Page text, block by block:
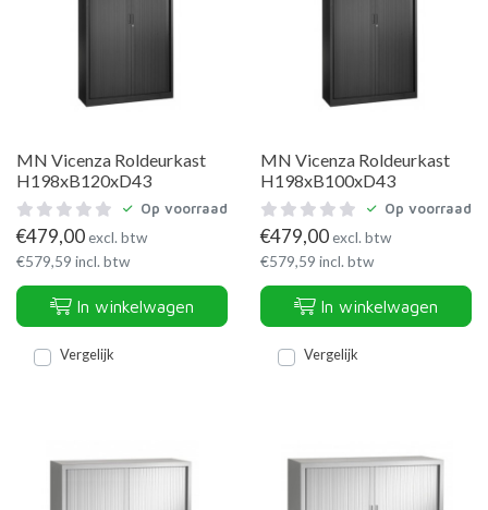
MN Vicenza Roldeurkast
H198xB120xD43
Op voorraad
€479,00excl. btw
€579,59 incl. btw
In winkelwagen
Vergelijk
MN Vicenza Roldeurkast
H198xB100xD43
Op voorraad
€479,00excl. btw
€579,59 incl. btw
In winkelwagen
Vergelijk